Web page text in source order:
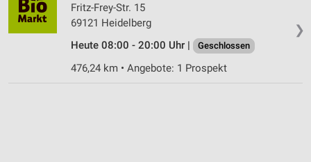
❯
Fritz-Frey-Str. 15
69121 Heidelberg
Heute 08:00 - 20:00 Uhr |
Geschlossen
476,24 km • Angebote: 1 Prospekt